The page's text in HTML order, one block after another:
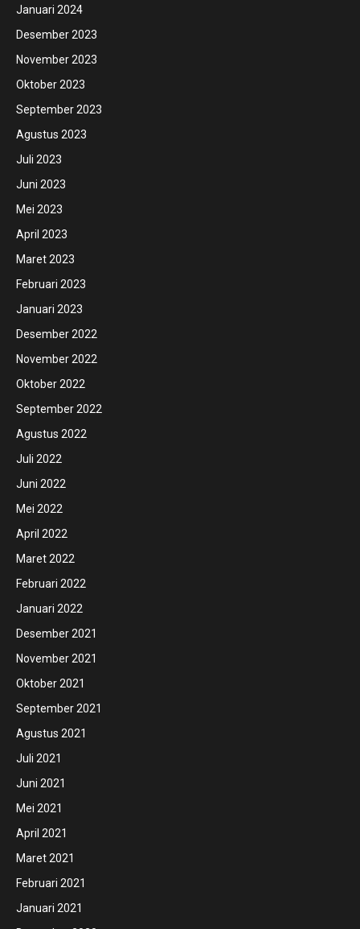
Januari 2024
Desember 2023
November 2023
Oktober 2023
September 2023
Agustus 2023
Juli 2023
Juni 2023
Mei 2023
April 2023
Maret 2023
Februari 2023
Januari 2023
Desember 2022
November 2022
Oktober 2022
September 2022
Agustus 2022
Juli 2022
Juni 2022
Mei 2022
April 2022
Maret 2022
Februari 2022
Januari 2022
Desember 2021
November 2021
Oktober 2021
September 2021
Agustus 2021
Juli 2021
Juni 2021
Mei 2021
April 2021
Maret 2021
Februari 2021
Januari 2021